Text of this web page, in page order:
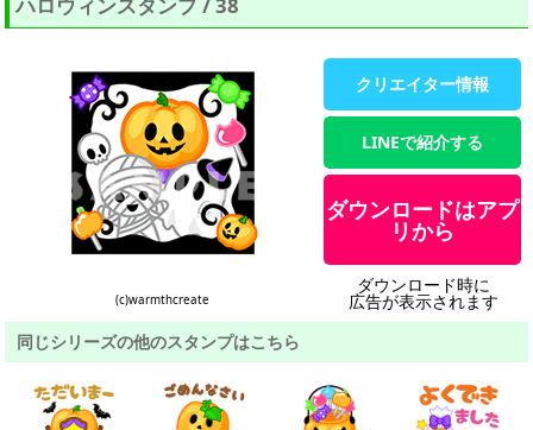
ハロウィンスタンプ / 38
(c)warmthcreate
クリエイター情報
LINEで紹介する
ダウンロードはアプ
リから
ダウンロード時に
広告が表示されます
同じシリーズの他のスタンプはこちら